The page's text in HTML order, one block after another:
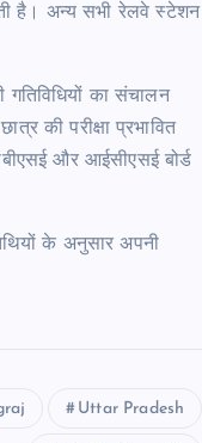
है। अन्य सभी रेलवे स्टेशन
का संचालन
की परीक्षा प्रभावित
और आईसीएसई बोर्ड
के अनुसार अपनी
Uttar Pradesh